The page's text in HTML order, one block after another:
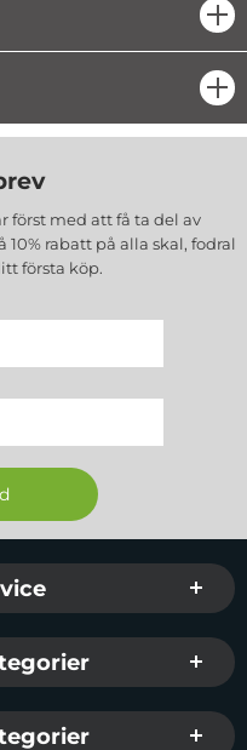
först med att få ta del av
rabatt på alla skal, fodral
första köp.
och länkar